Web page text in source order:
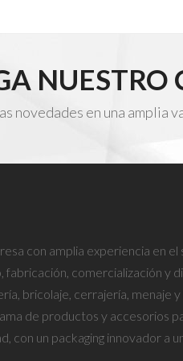
NUESTRO
novedades en una amplia
con amplia experiencia en el
fabricación, comercialización y
bricolaje, cerrajería, menaje y
de productos y accesorios
con un packaging innovador a